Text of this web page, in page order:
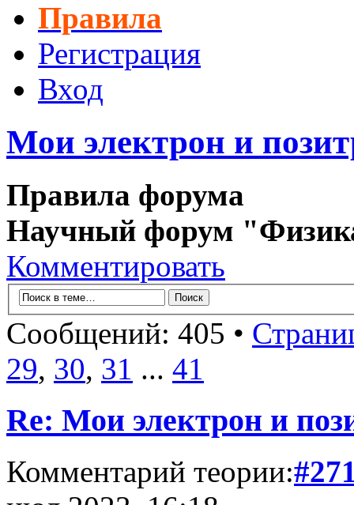
Правила
Регистрация
Вход
Мои электрон и
Правила форума
Научный форум
Комментировать
Сообщений: 405 •
29, 30, 31 ... 41
Re: Мои электрон и
Комментарий теории: